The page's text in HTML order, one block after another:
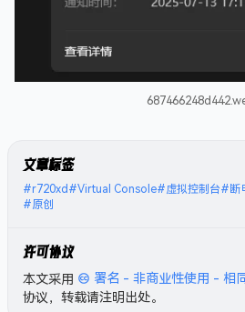
文章标签
#r720xd #Virtual Console#虚拟控制台#断
#原创
许可协议
本文采用 署名 - 非商业性使用 - 相
协议，转载请注明出处。